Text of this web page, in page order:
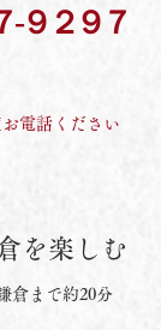
-９２９７
電話ください
を楽しむ
倉まで約20分